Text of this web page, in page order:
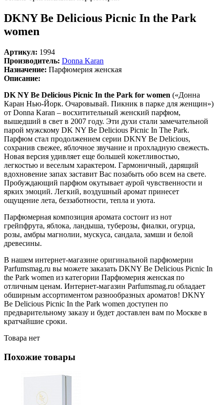
DKNY Be Delicious Picnic In the Park
women
Артикул: 1994
Производитель: Donna Karan
Назначение: Парфюмерия женская
Описание:
DK NY Be Delicious Picnic In the Park for women («Донна
Каран Нью-Йорк. Очаровывай. Пикник в парке для женщин»)
от Donna Karan – восхитительный женский парфюм,
вышедший в свет в 2007 году. Эти духи стали замечательной
парой мужскому DK NY Be Delicious Picnic In The Park.
Парфюм стал продолжением серии DKNY Be Delicious,
сохранив свежее, яблочное звучание и прохладную свежесть.
Новая версия удивляет еще большей кокетливостью,
легкостью и веселым характером. Гармоничный, дарящий
вдохновение запах заставит Вас позабыть обо всем на свете.
Пробуждающий парфюм окутывает аурой чувственности и
ярких эмоций. Легкий, воздушный аромат принесет
ощущение лета, беззаботности, тепла и уюта.
Парфюмерная композиция аромата состоит из нот
грейпфрута, яблока, ландыша, туберозы, фиалки, огурца,
розы, амбры магнолии, мускуса, сандала, замши и белой
древесины.
В нашем интернет-магазине оригинальной парфюмерии
Parfumsmag.ru вы можете заказать DKNY Be Delicious Picnic In
the Park women из категории Парфюмерия женская по
отличным ценам. Интернет-магазин Parfumsmag.ru обладает
обширным ассортиментом разнообразных ароматов! DKNY
Be Delicious Picnic In the Park women доступен по
предварительному заказу и будет доставлен вам по Москве в
кратчайшие сроки.
Товара нет
Похожие товары